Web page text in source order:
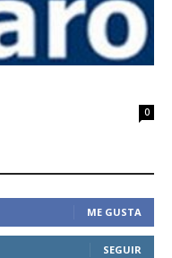
0
ME GUSTA
SEGUIR